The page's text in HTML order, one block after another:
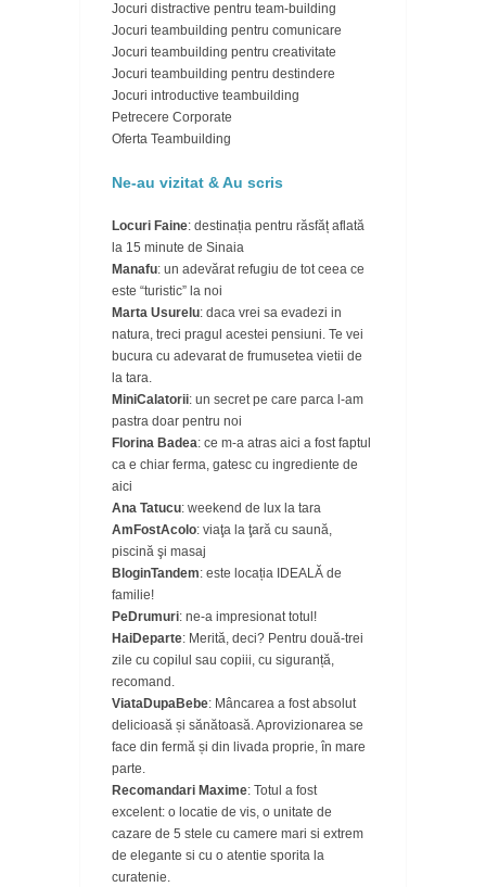
Jocuri distractive pentru team-building
Jocuri teambuilding pentru comunicare
Jocuri teambuilding pentru creativitate
Jocuri teambuilding pentru destindere
Jocuri introductive teambuilding
Petrecere Corporate
Oferta Teambuilding
Ne-au vizitat & Au scris
Locuri Faine: destinația pentru răsfăț aflată
la 15 minute de Sinaia
Manafu: un adevărat refugiu de tot ceea ce
este “turistic” la noi
Marta Usurelu: daca vrei sa evadezi in
natura, treci pragul acestei pensiuni. Te vei
bucura cu adevarat de frumusetea vietii de
la tara.
MiniCalatorii: un secret pe care parca l-am
pastra doar pentru noi
Florina Badea: ce m-a atras aici a fost faptul
ca e chiar ferma, gatesc cu ingrediente de
aici
Ana Tatucu: weekend de lux la tara
AmFostAcolo: viaţa la ţară cu saună,
piscină şi masaj
BloginTandem: este locația IDEALĂ de
familie!
PeDrumuri: ne-a impresionat totul!
HaiDeparte: Merită, deci? Pentru două-trei
zile cu copilul sau copiii, cu siguranță,
recomand.
ViataDupaBebe: Mâncarea a fost absolut
delicioasă și sănătoasă. Aprovizionarea se
face din fermă și din livada proprie, în mare
parte.
Recomandari Maxime: Totul a fost
excelent: o locatie de vis, o unitate de
cazare de 5 stele cu camere mari si extrem
de elegante si cu o atentie sporita la
curatenie.